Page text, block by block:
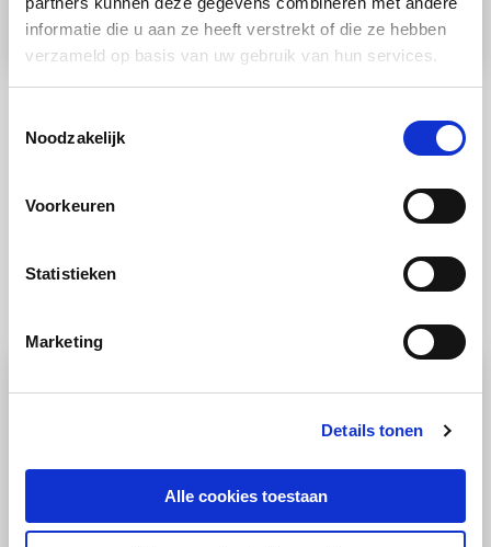
informatie die u aan ze heeft verstrekt of die ze hebben
verzameld op basis van uw gebruik van hun services.
Noodzakelijk
Voorkeuren
Statistieken
Marketing
Details tonen
Alle cookies toestaan
Meer recepten voor de stoomoven